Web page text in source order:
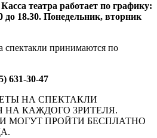
Касса театра работает по графику:
до 18.30. Понедельник, вторник
спектакли принимаются по
631-30-47
НА СПЕКТАКЛИ
НА КАЖДОГО ЗРИТЕЛЯ.
МОГУТ ПРОЙТИ БЕСПЛАТНО